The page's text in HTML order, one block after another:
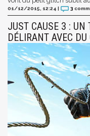
01/12/2015, 12:24 | 3
JUST CAUSE 3 : UN
DÉLIRANT AVEC